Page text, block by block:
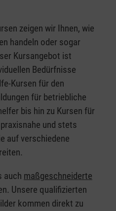
zeigen wir Ihnen, wie
handeln oder sogar
Kursangebot ist
Bedürfnisse
Kursen für den
für betriebliche
bis hin zu Kursen für
und stets
auf verschiedene
auch maßgeschneiderte
Unsere qualifizierten
kommen direkt zu